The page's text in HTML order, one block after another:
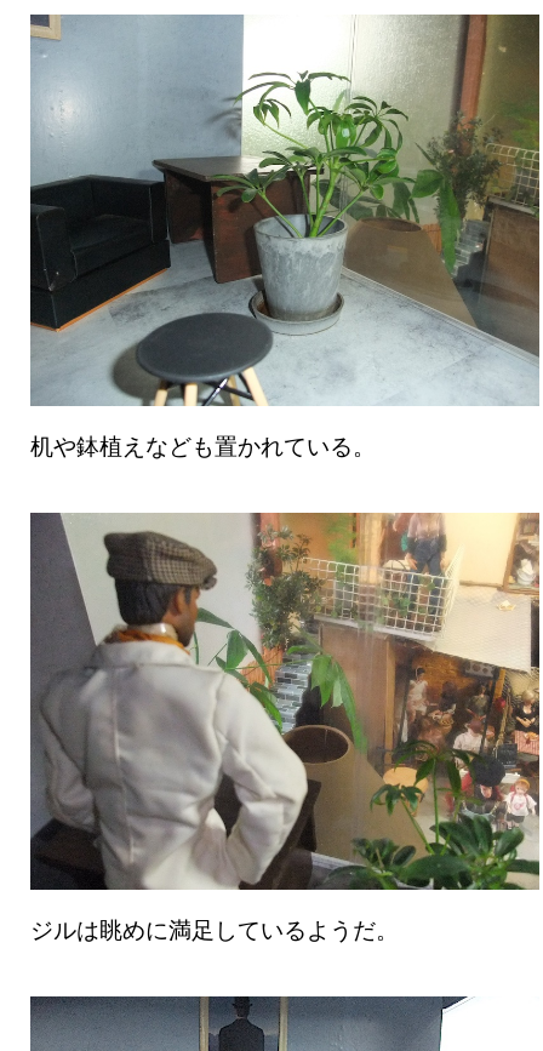
机や鉢植えなども置かれている。
ジルは眺めに満足しているようだ。